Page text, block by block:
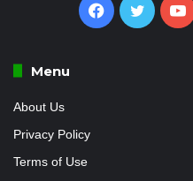
Facebook
Twitter
Menu
About Us
Privacy Policy
Terms of Use